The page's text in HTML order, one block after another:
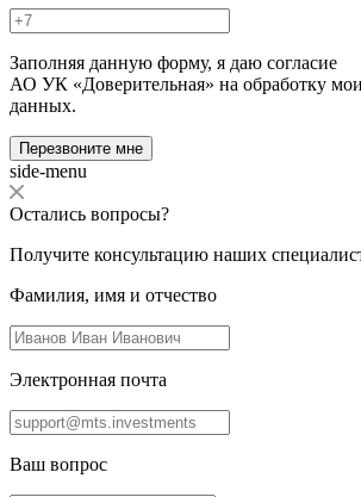
Заполняя данную форму, я даю согласие
АО УК «Доверительная» на обработку
данных.
Перезвоните мне
side-menu
Остались вопросы?
Получите консультацию наших
Фамилия, имя и отчество
Электронная почта
Ваш вопрос